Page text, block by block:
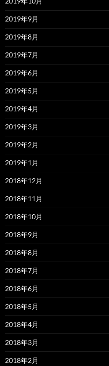
2019年9月
2019年8月
2019年7月
2019年6月
2019年5月
2019年4月
2019年3月
2019年2月
2019年1月
2018年12月
2018年11月
2018年10月
2018年9月
2018年8月
2018年7月
2018年6月
2018年5月
2018年4月
2018年3月
2018年2月